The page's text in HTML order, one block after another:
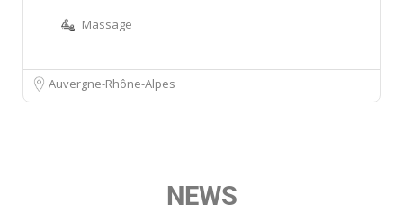
Massage
Auvergne-Rhône-Alpes
NEWS